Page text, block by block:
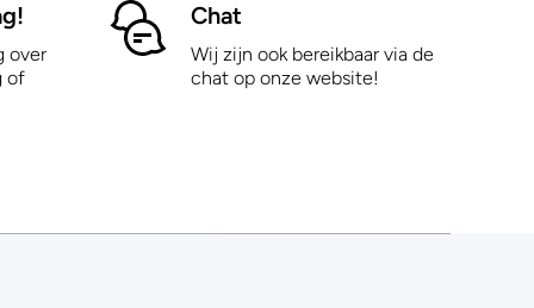
over
of
Chat
Wij zijn ook bereikbaar via de
chat op onze website!